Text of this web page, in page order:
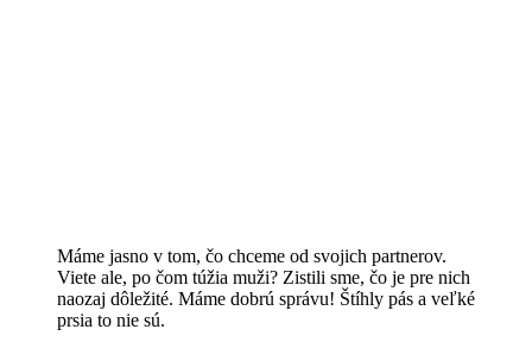
Máme jasno v tom, čo chceme od svojich partnerov.
Viete ale, po čom túžia muži? Zistili sme, čo je pre nich
naozaj dôležité. Máme dobrú správu! Štíhly pás a veľké
prsia to nie sú.